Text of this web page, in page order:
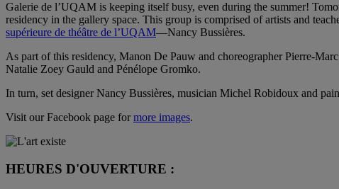
Galerie de l’UQAM is keeping itself busy, even during the summer!
residency in the gallery space. This group is comprised of artists and
supérieure de théâtre de l’UQAM—Nancy Bussières.
As part of this residency, Manon De Pauw and choreographer Pierre-
Natalie Zoey Gauld and Pénélope Gromko.
In turn, set designer Nancy Bussières, musician Michel Robidoux and
Visit our Facebook page formore images.
HEURES D'OUVERTURE :